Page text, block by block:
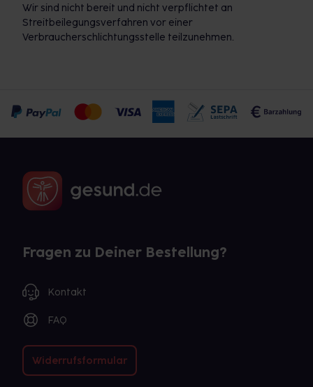
Wir sind nicht bereit und nicht verpflichtet an
Streitbeilegungsverfahren vor einer
Verbraucherschlichtungsstelle teilzunehmen.
Fragen zu Deiner Bestellung?
Kontakt
FAQ
Widerrufsformular